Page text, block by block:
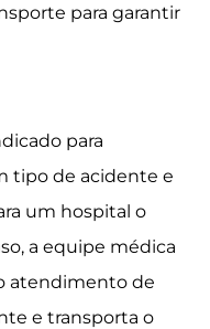
para garantir
para
tipo de acidente e
um hospital o
a equipe médica
atendimento de
e transporta o